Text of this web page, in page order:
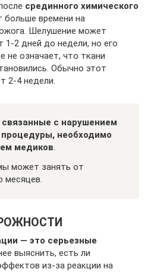
срединного химического
больше времени на
Шелушение может
1-2 дней до недели, но его
не означает, что ткани
Обычно этот
2-4 недели.
с нарушением
необходимо
медиков.
может занять от
месяцев.
— это серьезные
выяснить, есть ли
из-за реакции на